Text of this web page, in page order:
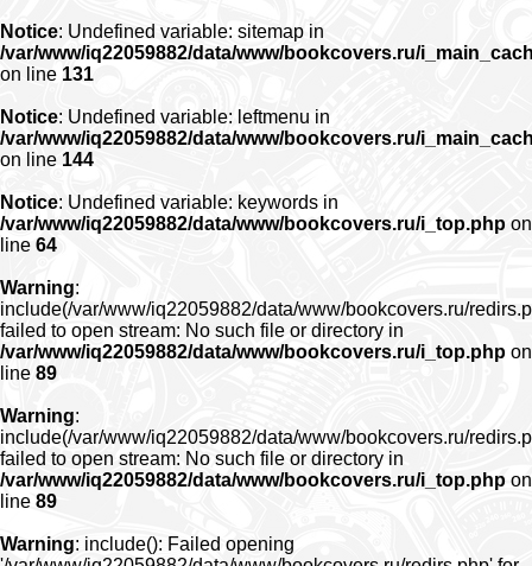
Notice: Undefined variable: sitemap in
/var/www/iq22059882/data/www/bookcovers.ru/
on line 131
Notice: Undefined variable: leftmenu in
/var/www/iq22059882/data/www/bookcovers.ru/
on line 144
Notice: Undefined variable: keywords in
/var/www/iq22059882/data/www/bookcovers.ru/i_top.php on
line 64
Warning:
include(/var/www/iq22059882/data/www/bookcovers.ru/
failed to open stream: No such file or directory in
/var/www/iq22059882/data/www/bookcovers.ru/i_top.php on
line 89
Warning:
include(/var/www/iq22059882/data/www/bookcovers.ru/
failed to open stream: No such file or directory in
/var/www/iq22059882/data/www/bookcovers.ru/i_top.php on
line 89
Warning: include(): Failed opening